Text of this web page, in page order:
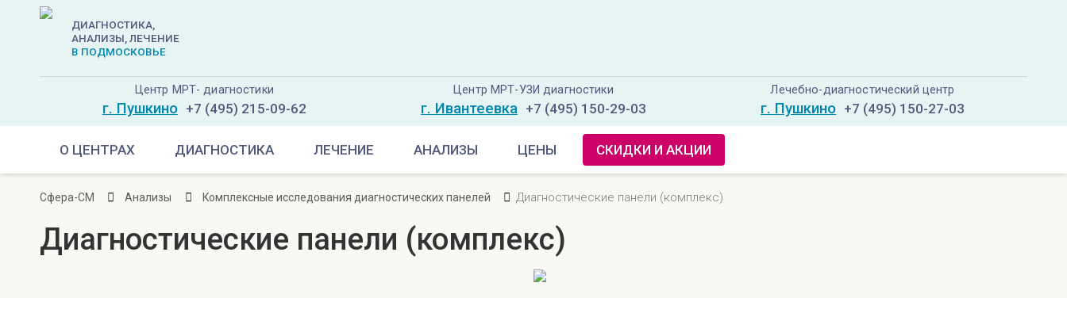
ДИАГНОСТИКА,
АНАЛИЗЫ, ЛЕЧЕНИЕ
В ПОДМОСКОВЬЕ
Центр МРТ- диагностики
г. Пушкино +7 (495) 215-09-62
Центр МРТ-УЗИ диагностики
г. Ивантеевка +7 (495) 150-29-03
Лечебно-диагностический центр
г. Пушкино +7 (495) 150-27-03
О ЦЕНТРАХ ДИАГНОСТИКА ЛЕЧЕНИЕ АНАЛИЗЫ ЦЕНЫ СКИДКИ И АКЦИИ
Сфера-СМ Анализы Комплексные исследования диагностических панелей Диагностические панели (комплекс)
Диагностические панели (комплекс)